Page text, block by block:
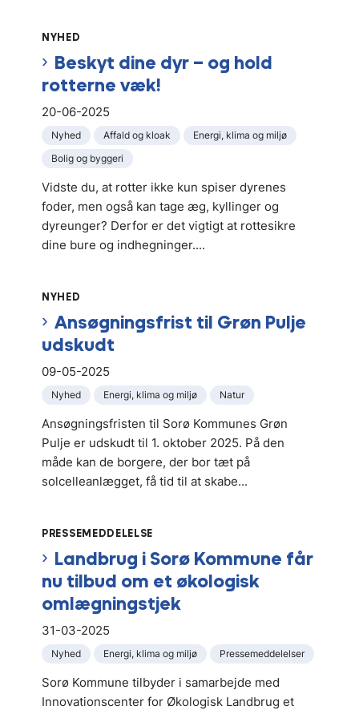
NYHED
Beskyt dine dyr – og hold
rotterne væk!
20-06-2025
Nyhed Affald og kloak
Energi, klima og miljø
Bolig og byggeri
Vidste du, at rotter ikke kun spiser dyrenes
foder, men også kan tage æg, kyllinger og
dyreunger? Derfor er det vigtigt at rottesikre
dine bure og indhegninger....
NYHED
Ansøgningsfrist til Grøn Pulje
udskudt
09-05-2025
Nyhed Energi, klima og miljø Natur
Ansøgningsfristen til Sorø Kommunes Grøn
Pulje er udskudt til 1. oktober 2025. På den
måde kan de borgere, der bor tæt på
solcelleanlægget, få tid til at skabe...
PRESSEMEDDELELSE
Landbrug i Sorø Kommune får
nu tilbud om et økologisk
omlægningstjek
31-03-2025
Nyhed Energi, klima og miljø Pressemeddelelser
Sorø Kommune tilbyder i samarbejde med
Innovationscenter for Økologisk Landbrug et